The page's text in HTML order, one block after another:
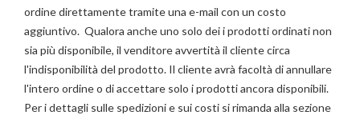
ordine direttamente tramite una e-mail con un costo
aggiuntivo. Qualora anche uno solo dei i prodotti ordinati non
sia più disponibile, il venditore avvertità il cliente circa
l'indisponibilità del prodotto. Il cliente avrà facoltà di annullare
l'intero ordine o di accettare solo i prodotti ancora disponibili.
Per i dettagli sulle spedizioni e sui costi si rimanda alla sezione